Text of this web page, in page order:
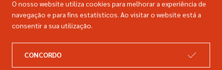
Catálogo
O nosso website utiliza cookies para melhorar a experiência de
navegação e para fins estatísticos. Ao visitar o website está a
consentir a sua utilização.
CONCORDO